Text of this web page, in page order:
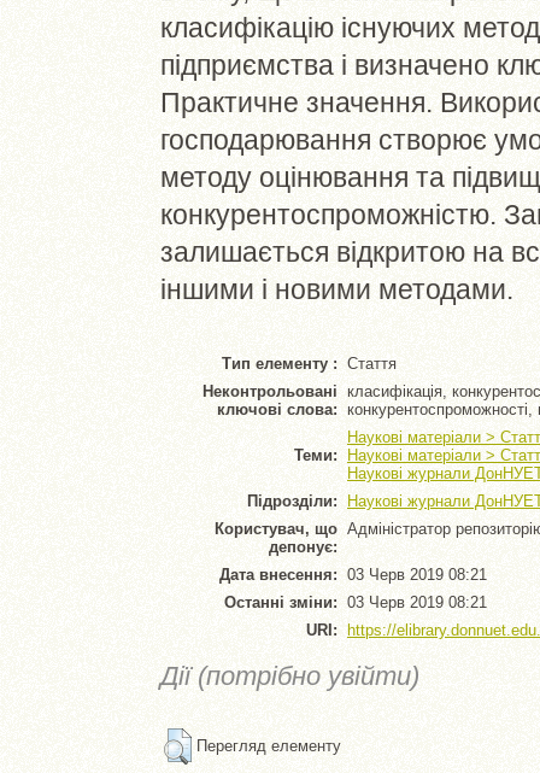
класифікацію існуючих
підприємства і визначено
Практичне значення.
господарювання створює
методу оцінювання та
конкурентоспроможністю.
залишається відкритою на
іншими і новими методами.
Тип елементу : Стаття
Неконтрольовані
ключові слова:
класифікація,
конкурентоспроможності,
Теми:
Наукові матеріали >
Наукові матеріали >
Наукові журнали
Підрозділи:
Наукові журнали
Користувач, що
депонує:
Адміністратор
Дата внесення: 03 Черв 2019 08:21
Останні зміни: 03 Черв 2019 08:21
URI:
https://
Дії (потрібно увійти)
Перегляд елементу